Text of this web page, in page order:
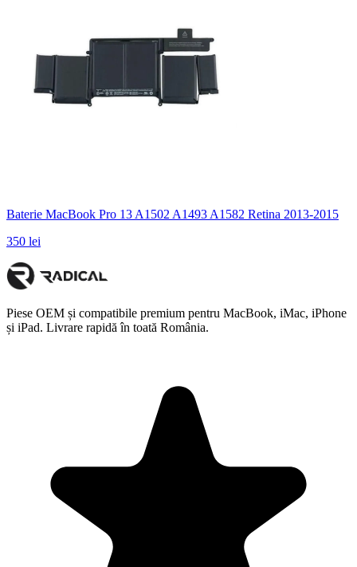
Baterie MacBook Pro 13 A1502 A1493 A1582 Retina 2013-2015
350 lei
Piese OEM și compatibile premium pentru MacBook, iMac, iPhone
și iPad. Livrare rapidă în toată România.